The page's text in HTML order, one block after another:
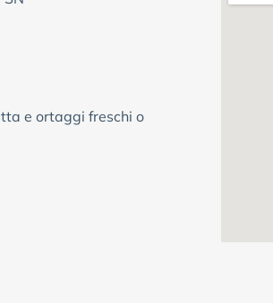
e ortaggi freschi o